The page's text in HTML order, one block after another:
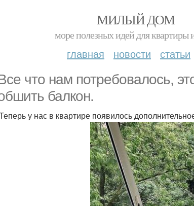
МИЛЫЙ ДОМ
море полезных идей для квартиры
главная новости статьи
что нам потребовалось,
балкон.
у нас в квартире появилось